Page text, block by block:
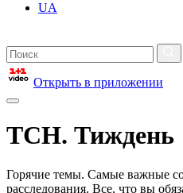
UA
Открыть в приложении
ТСН. Тиждень
Горячие темы. Самые важные
расследования. Все, что вы